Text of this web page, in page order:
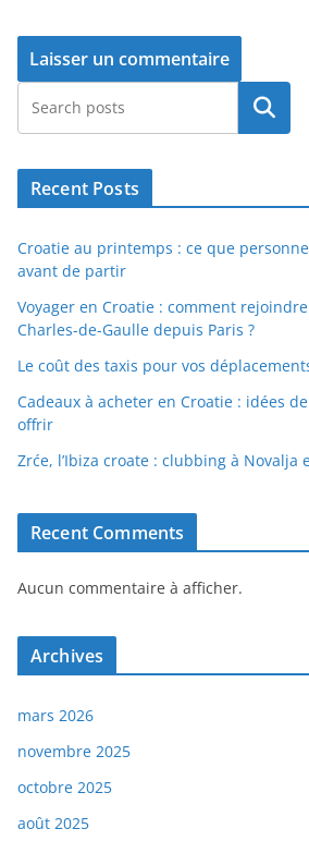
Rechercher
Recent Posts
Croatie au printemps : ce que
avant de partir
Voyager en Croatie : comment
Charles-de-Gaulle depuis Paris ?
Le coût des taxis pour vos
Cadeaux à acheter en Croatie : idées
offrir
Zrće, l’Ibiza croate : clubbing à Novalja
Recent Comments
Aucun commentaire à afficher.
Archives
mars 2026
novembre 2025
octobre 2025
août 2025